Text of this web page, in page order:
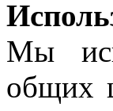
Мы
общих